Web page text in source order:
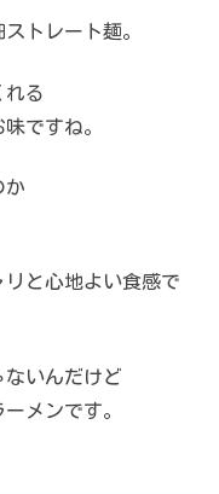
トレート麺。
れる
ですね。
か
と心地よい食感で
ないんだけど
メンです。